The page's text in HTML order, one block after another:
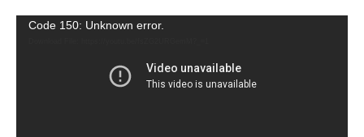
Video
Code 150: Unknown error.